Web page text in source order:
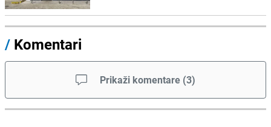
/ Komentari
Prikaži komentare (3)